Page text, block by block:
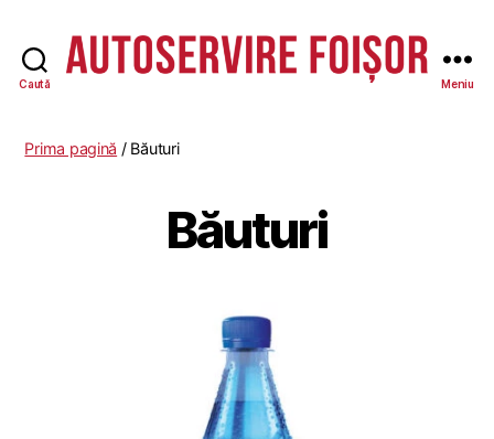
Caută Meniu
Prima pagină / Băuturi
Băuturi